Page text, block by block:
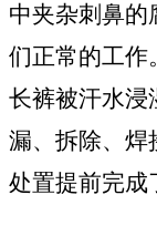
中夹杂刺鼻的
们正常的工作
长裤被汗水浸
漏、拆除、焊
处置提前完成